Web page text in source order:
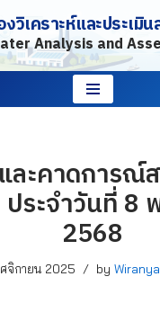
วิเคราะห์และประเ
Analysis and
ละคาดการ
ระจำวันที่ 8
2568
จิกายน 2025 by